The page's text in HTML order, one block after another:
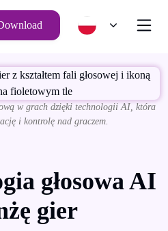
w grach dzięki technologii AI, która
i kontrolę nad graczem.
głosowa AI
gier